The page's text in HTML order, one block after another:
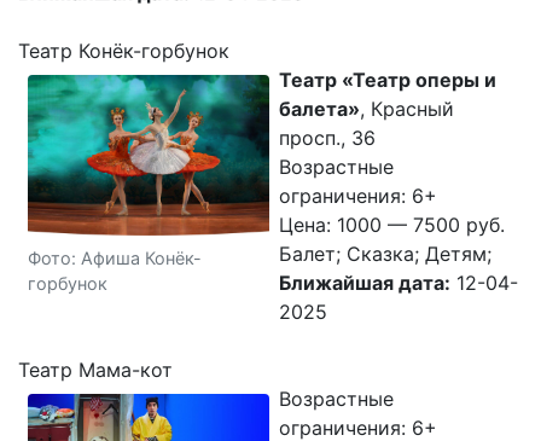
Театр Конёк-горбунок
Фото: Афиша Конёк-
горбунок
Театр «Театр оперы и
балета», Красный
просп., 36
Возрастные
ограничения: 6+
Цена: 1000 — 7500 руб.
Балет; Сказка; Детям;
Ближайшая дата: 12-04-
2025
Театр Мама-кот
Возрастные
ограничения: 6+